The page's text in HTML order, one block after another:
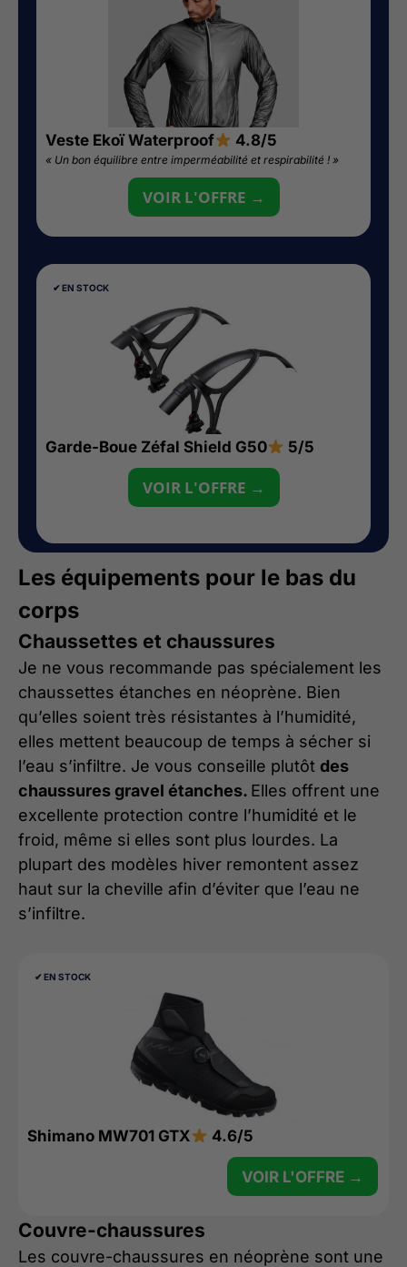
Veste Ekoï Waterproof 4.8/5
« Un bon équilibre entre imperméabilité et respirabilité ! »
VOIR L'OFFRE →
✔︎ EN STOCK
Garde-Boue Zéfal Shield G50 5/5
VOIR L'OFFRE →
Les équipements pour le bas du
corps
Chaussettes et chaussures
Je ne vous recommande pas spécialement les
chaussettes étanches en néoprène. Bien
qu’elles soient très résistantes à l’humidité,
elles mettent beaucoup de temps à sécher si
l’eau s’infiltre. Je vous conseille plutôt des
chaussures gravel étanches. Elles offrent une
excellente protection contre l’humidité et le
froid, même si elles sont plus lourdes. La
plupart des modèles hiver remontent assez
haut sur la cheville afin d’éviter que l’eau ne
s’infiltre.
✔︎ EN STOCK
Shimano MW701 GTX 4.6/5
VOIR L'OFFRE →
Couvre-chaussures
Les couvre-chaussures en néoprène sont une